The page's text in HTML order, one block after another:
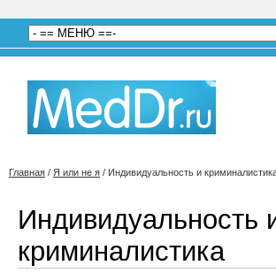
Главная / Я или не я / Индивидуальность и
Индивидуальность
криминалистика